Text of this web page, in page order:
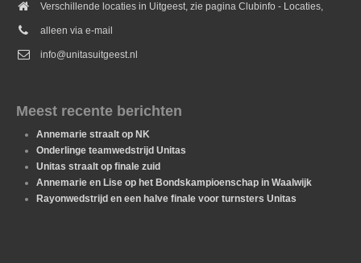
Verschillende locaties in Uitgeest, zie pagina Clubinfo - Locaties,
alleen via e-mail
info@unitasuitgeest.nl
Meest recente berichten
Annemarie straalt op NK
Onderlinge teamwedstrijd Unitas
Unitas straalt op finale zuid
Annemarie en Lise op het Bondskampioenschap in Waalwijk
Rayonwedstrijd en een halve finale voor turnsters Unitas